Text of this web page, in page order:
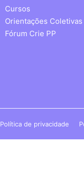
Cursos
Orientações Coletivas
Fórum Crie PP
Política de privacidade